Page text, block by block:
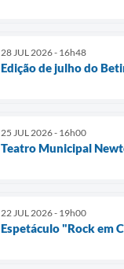
28 JUL 2026 - 16h48
Edição de julho do
25 JUL 2026 - 16h00
Teatro Municipal
22 JUL 2026 - 19h00
Espetáculo "Rock em